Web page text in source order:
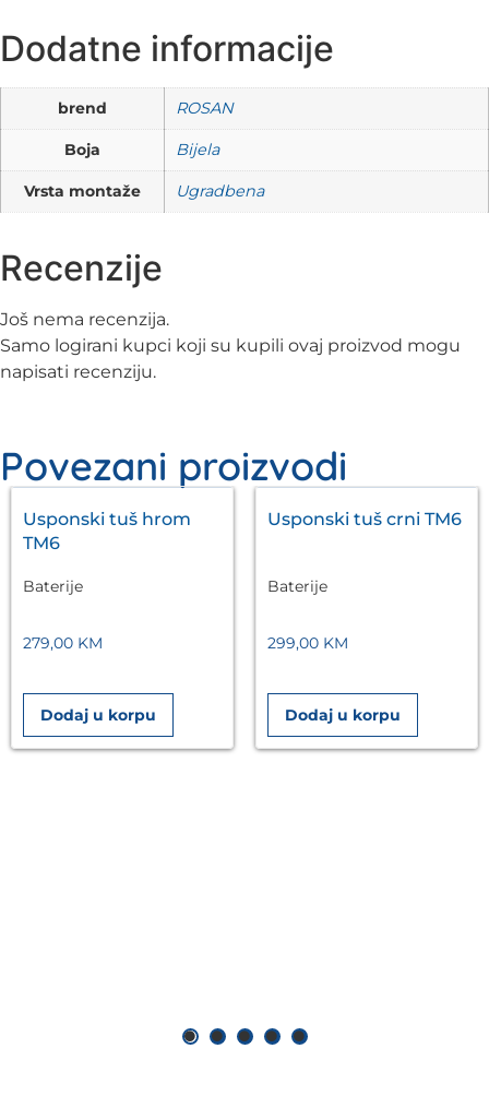
Dodatne informacije
brend ROSAN
Boja Bijela
Vrsta montaže Ugradbena
Recenzije
Još nema recenzija.
Samo logirani kupci koji su kupili ovaj proizvod mogu
napisati recenziju.
Povezani proizvodi
Usponski tuš hrom
TM6
Baterije
279,00 KM
Dodaj u korpu
Usponski tuš crni TM6
Baterije
299,00 KM
Dodaj u korpu